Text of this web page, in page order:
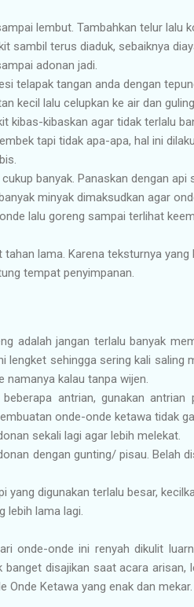
lembut. Tambahkan telur lalu
sambil terus diaduk, sebaiknya
adonan jadi.
telapak tangan anda dengan
kecil lalu celupkan ke air dan
kibas-kibaskan agar tidak terlalu
tapi tidak apa-apa, hal ini
banyak. Panaskan dengan
minyak dimaksudkan agar
lalu goreng sampai terlihat
lama. Karena teksturnya
tempat penyimpanan.
adalah jangan terlalu banyak
sehingga sering kali saling
kalau tanpa wijen.
antrian, gunakan antrian
onde-onde ketawa tidak
sekali lagi agar lebih melekat.
dengan gunting/ pisau. Belah
digunakan terlalu besar,
lebih lama lagi.
onde-onde ini renyah dikulit
disajikan saat acara arisan,
Ketawa yang enak dan